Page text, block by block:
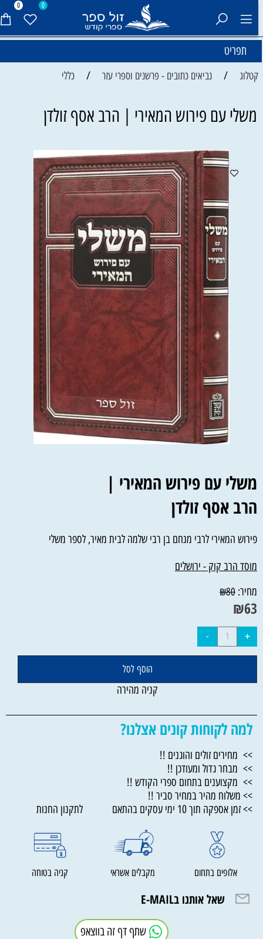
0 0
תפריט
קטלוג / נביאים כתובים - פרשנים וספרי עזר / כללי
משלי עם פירוש המאירי | הרב אסף זולדן
משלי עם פירוש המאירי |
הרב אסף זולדן
פירוש המאירי לרבי מנחם בן רבי שלמה לבית מאיר, לספר משלי
מוסד הרב קוק - ירושלים
מחיר:
₪80
₪63
הוסף לסל
קניה מהירה
למה לקוחות קונים אצלנו?
>> מחירים זולים והוגנים !!
>> מבחר גדול ומעודכן !!
>> מקצוענים בתחום ספרי הקודש !!
>> משלוח מהיר במחיר סביר !!
>> זמן אספקה תוך 10 ימי עסקים בהתאם לתקנון החנות
אלופים בתחום מקבלים אשראי קניה בטוחה
שאל אותנו בE-MAIL
שתף דף זה בווצאפ